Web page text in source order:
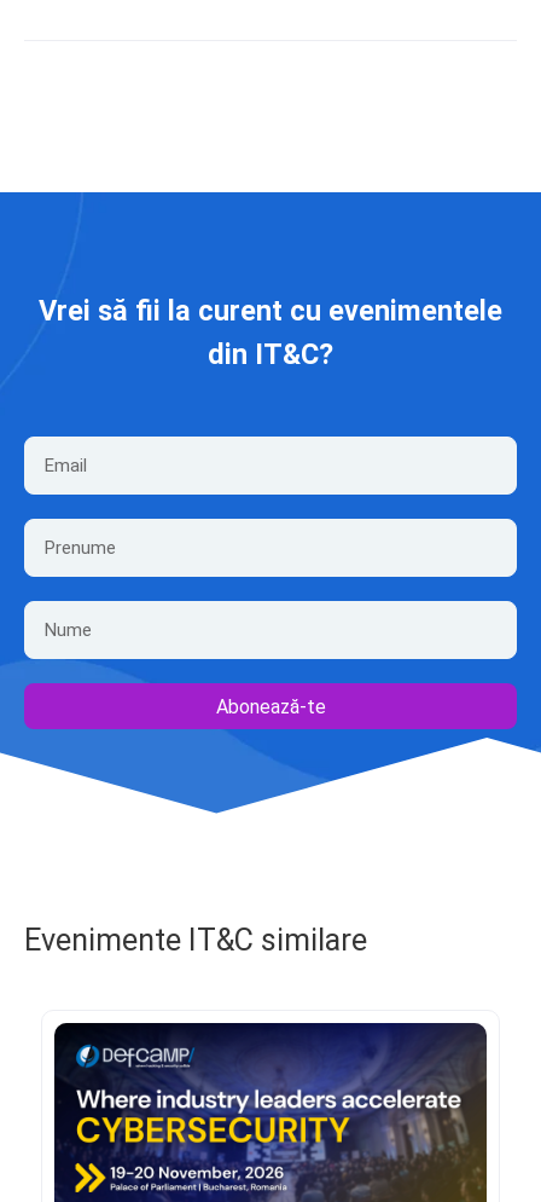
Vrei să fii la curent cu evenimentele
din IT&C?
Abonează-te
Evenimente IT&C similare